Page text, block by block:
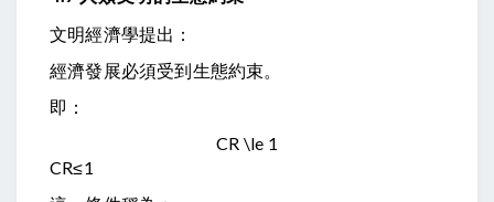
文明經濟學提出：
經濟發展必須受到生態約束。
即：
CR \le 1
CR≤1